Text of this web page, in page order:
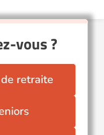
vous ?
retraite